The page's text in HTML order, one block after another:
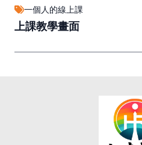
一個人的線上課
上課教學畫面